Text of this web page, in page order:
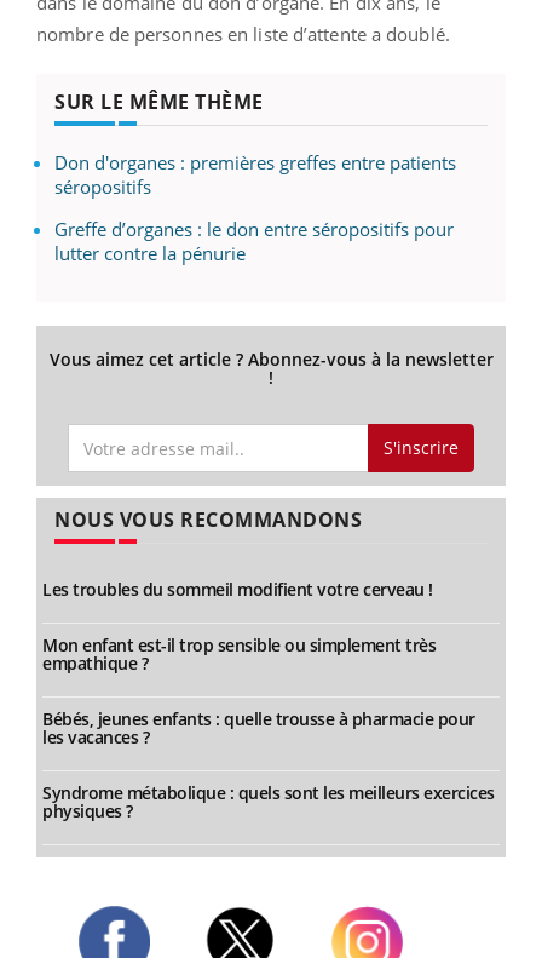
nombre de personnes en liste d’attente a doublé.
SUR LE MÊME THÈME
Don d'organes : premières greffes entre patients
séropositifs
Greffe d’organes : le don entre séropositifs pour
lutter contre la pénurie
Vous aimez cet article ? Abonnez-vous à la newsletter
!
S'inscrire
NOUS VOUS RECOMMANDONS
Les troubles du sommeil modifient votre cerveau !
Mon enfant est-il trop sensible ou simplement très
empathique ?
Bébés, jeunes enfants : quelle trousse à pharmacie pour
les vacances ?
Syndrome métabolique : quels sont les meilleurs exercices
physiques ?